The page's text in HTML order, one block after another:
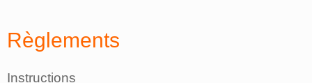
Règlements
Instructions